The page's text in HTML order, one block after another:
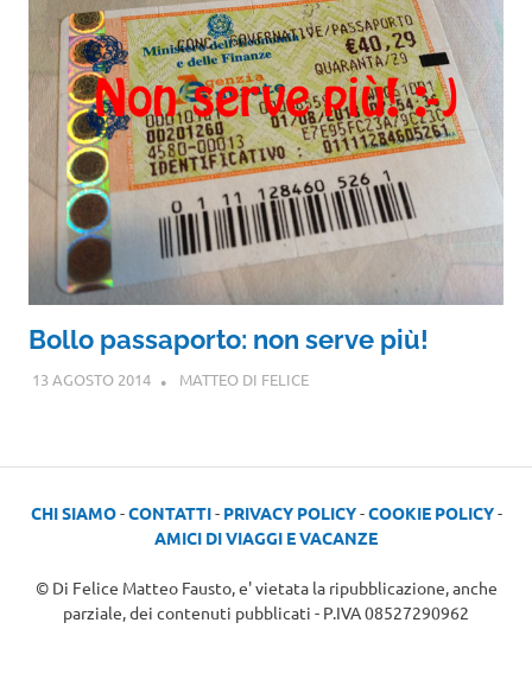
Bollo passaporto: non serve più!
13 AGOSTO 2014 MATTEO DI FELICE
CHI SIAMO-CONTATTI- PRIVACY POLICY-COOKIE POLICY-
AMICI DI VIAGGI E VACANZE
© Di Felice Matteo Fausto, e' vietata la ripubblicazione, anche
parziale, dei contenuti pubblicati - P.IVA 08527290962